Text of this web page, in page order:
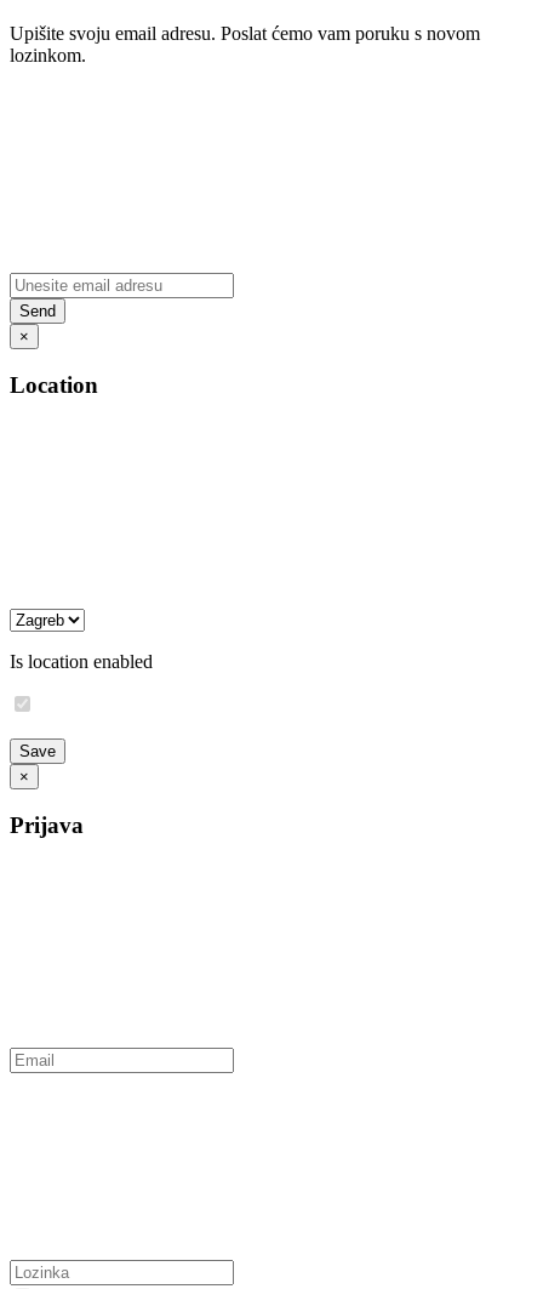
Upišite svoju email adresu. Poslat ćemo vam poruku s novom
lozinkom.
×
Location
Is location enabled
×
Prijava